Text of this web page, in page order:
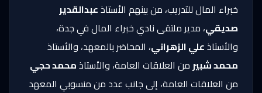
خبراء المال للتدريب، من بينهم الأستاذعبدالقدير
صديقي، مدير ملتقى نادي خبراء المال في جدة،
والأستاذعلي الزهراني، المحاضر بالمعهد، والأستاذ
محمد شبيرمن العلاقات العامة، والأستاذمحمد حجي
من العلاقات العامة، إلى جانب عدد من منسوبي المعهد